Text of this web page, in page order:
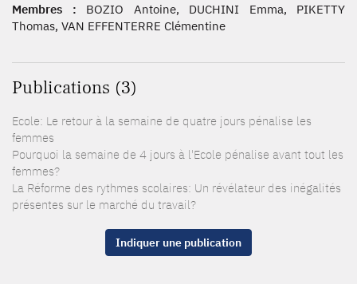
Membres : BOZIO Antoine, DUCHINI Emma, PIKETTY
Thomas, VAN EFFENTERRE Clémentine
Publications (3)
Ecole: Le retour à la semaine de quatre jours pénalise les
femmes
Pourquoi la semaine de 4 jours à l'Ecole pénalise avant tout les
femmes?
La Réforme des rythmes scolaires: Un révélateur des inégalités
présentes sur le marché du travail?
Indiquer une publication